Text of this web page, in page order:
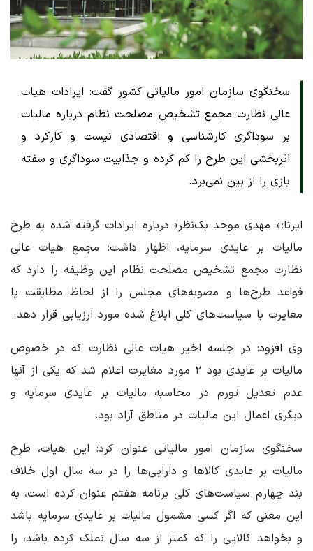
سخنگوی سازمان امور مالیاتی کشور گفت: ایرادات هیات
عالی نظارت مجمع تشخیص مصلحت نظام درباره مالیات
بر سوداگری کارشناسی و اقتصادی نیست و کارکرد و
اثربخشی این طرح را کم کرده و جذابیت سوداگری و سفته
بازی را از بین نمی‌برد.
ایرنا: « مهدی موحد بک‌نظر» درباره ایرادات گرفته شده به طرح
مالیات بر عایدی سرمایه، اظهار داشت: مجمع هیات عالی
نظارت مجمع تشخیص مصلحت نظام این وظیفه را دارد که
قواعد طرح‌ها و مصوبه‌های مجلس را از لحاظ مطابقت یا
مغایرت با سیاست‌های کلی ابلاغ شده مورد ارزیابی قرار دهد.
وی افزود: در جلسه اخیر هیات عالی نظارت که در خصوص
مالیات بر عایدی بود ۲ مورد مغایرت اعلام شد که یکی از آنها
عدم تعدیل تورم در محاسبه مالیات بر عایدی سرمایه و
دیگری اعمال این مالیات در مناطق آزاد بود.
سخنگوی سازمان امور مالیاتی عنوان کرد: این هیات، طرح
مالیات بر عایدی کالاها و دارایی‌ها را در سه سال اول خلاف
بند چهارم سیاست‌های کلی برنامه هفتم عنوان کرده است، به
این معنی که اگر کسی مشمول مالیات بر عایدی سرمایه باشد
و بخواهد کالایی را که کمتر از سه سال تملک کرده باشد، را